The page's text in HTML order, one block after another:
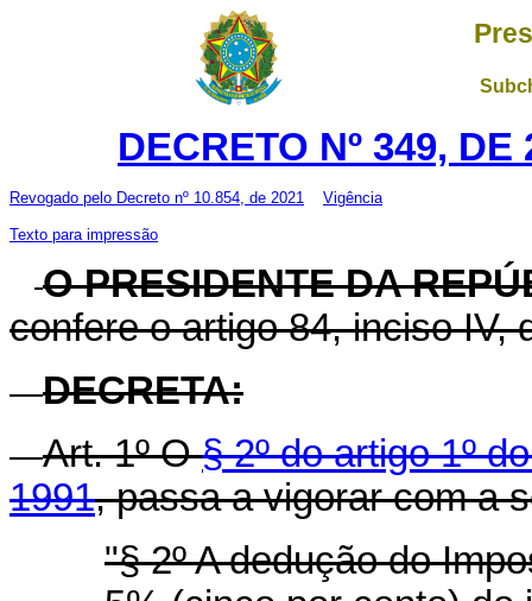
DECRETO Nº 349,
Revogado pelo Decreto nº 10.854, de 2021 Vigência
Texto para impressão
O PRESIDENTE DA
confere o artigo 84, inciso IV,
DECRETA:
Art.1º O§ 2º do artigo 1º
1991, passa a vigorar com a
"§ 2º A dedução do